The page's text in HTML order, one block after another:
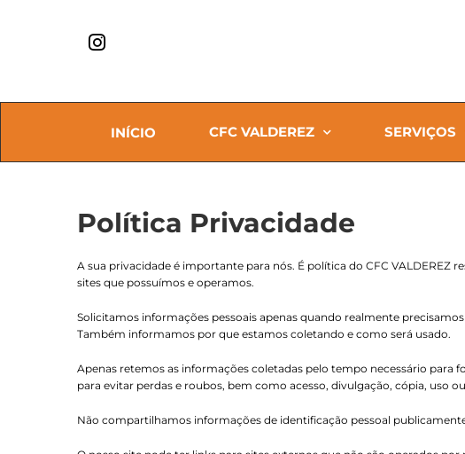
INÍCIO CFC VALDEREZ SERVIÇOS
Política Privacidade
A sua privacidade é importante para nós. É política do CFC VALDEREZ
sites que possuímos e operamos.
Solicitamos informações pessoais apenas quando realmente
Também informamos por que estamos coletando e como será usado.
Apenas retemos as informações coletadas pelo tempo necessário
para evitar perdas e roubos, bem como acesso, divulgação, cópia, uso
Não compartilhamos informações de identificação pessoal